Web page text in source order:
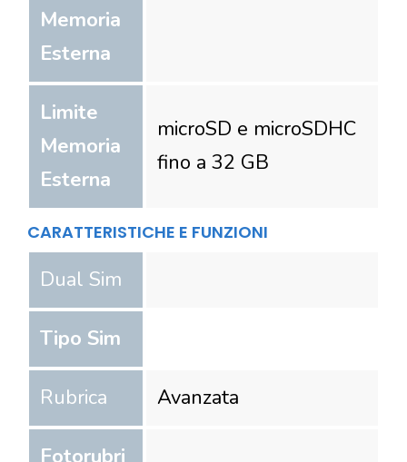
Memoria
Esterna
Limite
Memoria
Esterna
microSD e microSDHC
fino a 32 GB
CARATTERISTICHE E FUNZIONI
Dual Sim
Tipo Sim
Rubrica Avanzata
Fotorubri